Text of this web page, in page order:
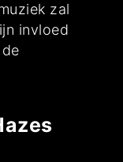
zal
invloed